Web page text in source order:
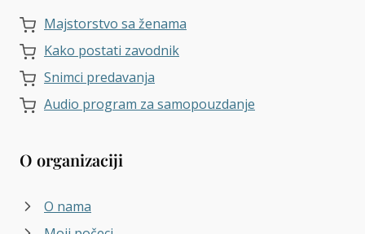
Majstorstvo sa ženama
Kako postati zavodnik
Snimci predavanja
Audio program za samopouzdanje
O organizaciji
O nama